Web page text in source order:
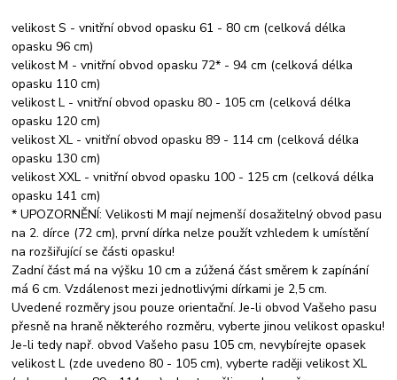
velikost S - vnitřní obvod opasku 61 - 80 cm (celková délka
opasku 96 cm)
velikost M - vnitřní obvod opasku 72* - 94 cm (celková délka
opasku 110 cm)
velikost L - vnitřní obvod opasku 80 - 105 cm (celková délka
opasku 120 cm)
velikost XL - vnitřní obvod opasku 89 - 114 cm (celková délka
opasku 130 cm)
velikost XXL - vnitřní obvod opasku 100 - 125 cm (celková délka
opasku 141 cm)
* UPOZORNĚNÍ: Velikosti M mají nejmenší dosažitelný obvod pasu
na 2. dírce (72 cm), první dírka nelze použít vzhledem k umístění
na rozšiřující se části opasku!
Zadní část má na výšku 10 cm a zúžená část směrem k zapínání
má 6 cm. Vzdálenost mezi jednotlivými dírkami je 2,5 cm.
Uvedené rozměry jsou pouze orientační. Je-li obvod Vašeho pasu
přesně na hraně některého rozměru, vyberte jinou velikost opasku!
Je-li tedy např. obvod Vašeho pasu 105 cm, nevybírejte opasek
velikost L (zde uvedeno 80 - 105 cm), vyberte raději velikost XL